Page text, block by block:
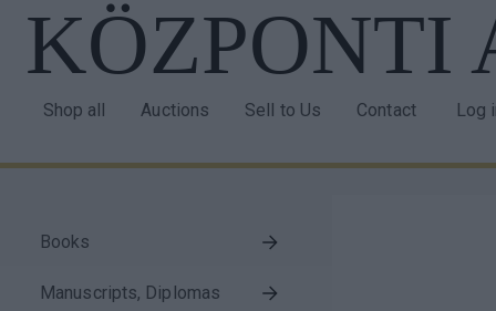
Skip
main
navigation
Shop all Auctions Sell to Us Contact Log
Books
Manuscripts, Diplomas